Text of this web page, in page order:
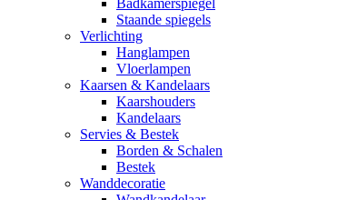
Badkamerspiegel
Staande spiegels
Verlichting
Hanglampen
Vloerlampen
Kaarsen & Kandelaars
Kaarshouders
Kandelaars
Servies & Bestek
Borden & Schalen
Bestek
Wanddecoratie